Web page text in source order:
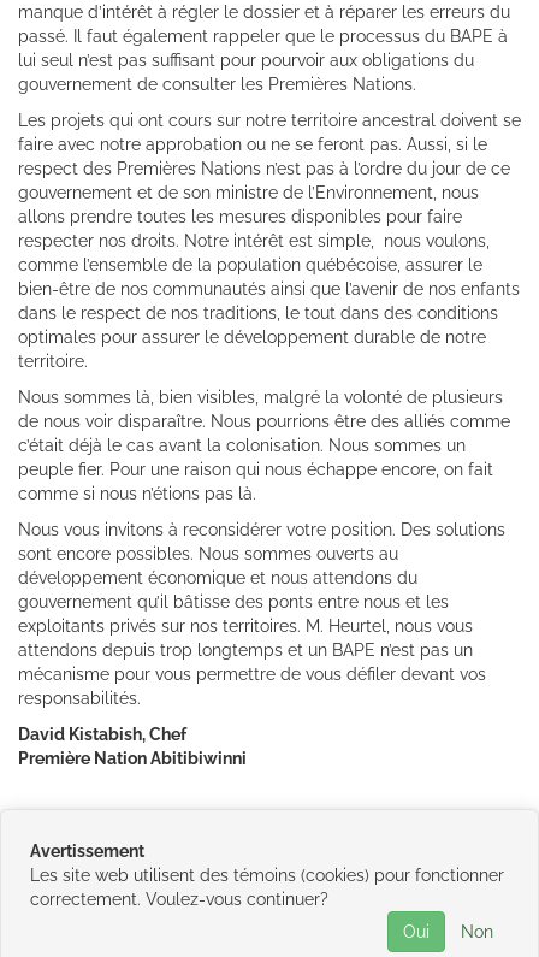
manque d’intérêt à régler le dossier et à réparer les erreurs du
passé. Il faut également rappeler que le processus du BAPE à
lui seul n’est pas suffisant pour pourvoir aux obligations du
gouvernement de consulter les Premières Nations.
Les projets qui ont cours sur notre territoire ancestral doivent se
faire avec notre approbation ou ne se feront pas. Aussi, si le
respect des Premières Nations n’est pas à l’ordre du jour de ce
gouvernement et de son ministre de l’Environnement, nous
allons prendre toutes les mesures disponibles pour faire
respecter nos droits. Notre intérêt est simple, nous voulons,
comme l’ensemble de la population québécoise, assurer le
bien-être de nos communautés ainsi que l’avenir de nos enfants
dans le respect de nos traditions, le tout dans des conditions
optimales pour assurer le développement durable de notre
territoire.
Nous sommes là, bien visibles, malgré la volonté de plusieurs
de nous voir disparaître. Nous pourrions être des alliés comme
c’était déjà le cas avant la colonisation. Nous sommes un
peuple fier. Pour une raison qui nous échappe encore, on fait
comme si nous n’étions pas là.
Nous vous invitons à reconsidérer votre position. Des solutions
sont encore possibles. Nous sommes ouverts au
développement économique et nous attendons du
gouvernement qu’il bâtisse des ponts entre nous et les
exploitants privés sur nos territoires. M. Heurtel, nous vous
attendons depuis trop longtemps et un BAPE n’est pas un
mécanisme pour vous permettre de vous défiler devant vos
responsabilités.
David Kistabish, Chef
Première Nation Abitibiwinni
octobre 2016)
Conseil de la Première Nation
•Plan du
Avertissement
Les site web utilisent des témoins (cookies) pour fonctionner
correctement. Voulez-vous continuer?
Oui
Non